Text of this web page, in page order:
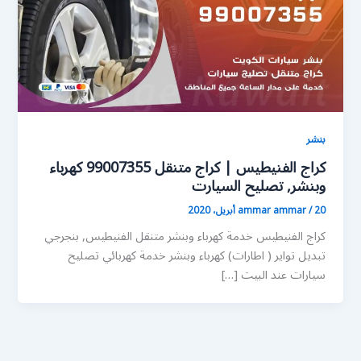
بنشر
كراج الفنيطيس | كراج متنقل 99007355 كهرباء
وبنشر, تصليح السيارت
ammar ammar/20 أبريل، 2020
كراج الفنيطيس خدمة كهرباء وبنشر متنقل الفنيطيس, بنجرجي
تبديل تواير ( اطارات) كهرباء وبنشر خدمة كهربائي تصليح
سيارات عند البيت […]